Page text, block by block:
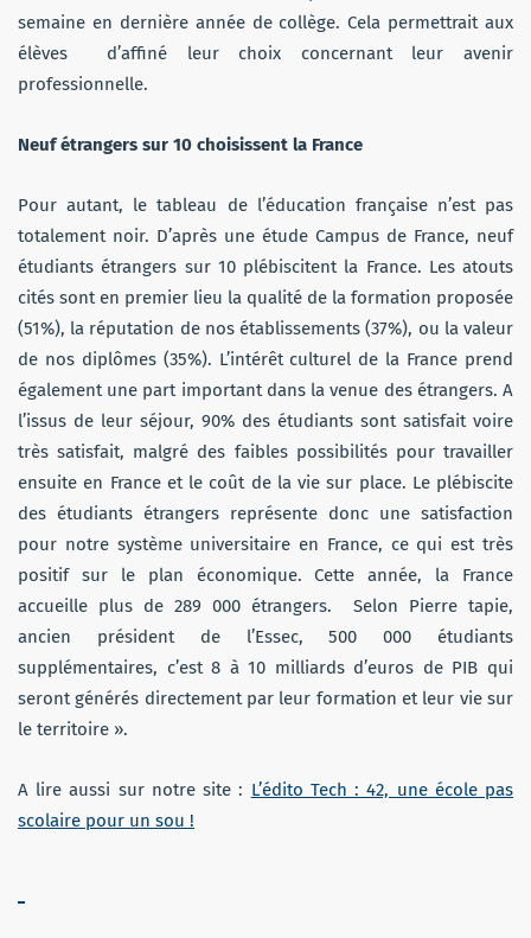
semaine en dernière année de collège. Cela permettrait aux
élèves d’affiné leur choix concernant leur avenir
professionnelle.
Neuf étrangers sur 10 choisissent la France
Pour autant, le tableau de l’éducation française n’est pas
totalement noir. D’après une étude Campus de France, neuf
étudiants étrangers sur 10 plébiscitent la France. Les atouts
cités sont en premier lieu la qualité de la formation proposée
(51%), la réputation de nos établissements (37%), ou la valeur
de nos diplômes (35%). L’intérêt culturel de la France prend
également une part important dans la venue des étrangers. A
l’issus de leur séjour, 90% des étudiants sont satisfait voire
très satisfait, malgré des faibles possibilités pour travailler
ensuite en France et le coût de la vie sur place. Le plébiscite
des étudiants étrangers représente donc une satisfaction
pour notre système universitaire en France, ce qui est très
positif sur le plan économique. Cette année, la France
accueille plus de 289 000 étrangers. Selon Pierre tapie,
ancien président de l’Essec, 500 000 étudiants
supplémentaires, c’est 8 à 10 milliards d’euros de PIB qui
seront générés directement par leur formation et leur vie sur
le territoire ».
A lire aussi sur notre site : L’édito Tech : 42, une école pas
scolaire pour un sou !